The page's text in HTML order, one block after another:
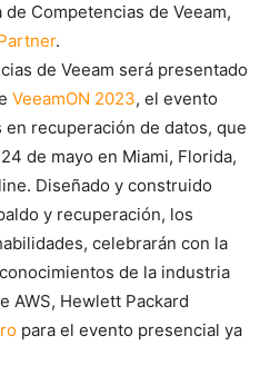
Competencias de Veeam,
.
de Veeam será presentado
VeeamON 2023, el evento
recuperación de datos, que
de mayo en Miami, Florida,
Diseñado y construido
y recuperación, los
celebrarán con la
de la industria
AWS, Hewlett Packard
para el evento presencial ya